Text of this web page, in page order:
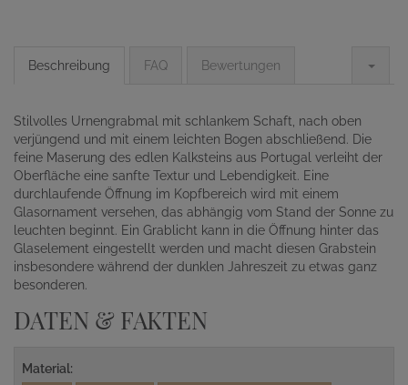
Beschreibung FAQ Bewertungen
Stilvolles Urnengrabmal mit schlankem Schaft, nach oben
verjüngend und mit einem leichten Bogen abschließend. Die
feine Maserung des edlen Kalksteins aus Portugal verleiht der
Oberfläche eine sanfte Textur und Lebendigkeit. Eine
durchlaufende Öffnung im Kopfbereich wird mit einem
Glasornament versehen, das abhängig vom Stand der Sonne zu
leuchten beginnt. Ein Grablicht kann in die Öffnung hinter das
Glaselement eingestellt werden und macht diesen Grabstein
insbesondere während der dunklen Jahreszeit zu etwas ganz
besonderen.
DATEN & FAKTEN
Material: